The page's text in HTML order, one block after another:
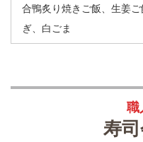
合鴨炙り焼きご飯、生姜
ぎ、白ごま
職
寿